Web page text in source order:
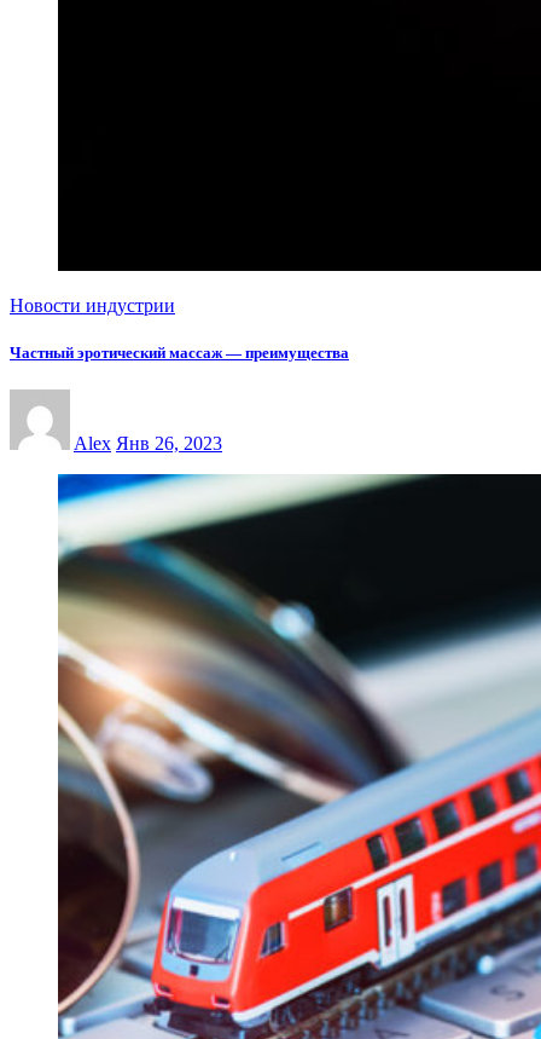
Новости индустрии
Частный эротический массаж — преимущества
Alex Янв 26, 2023